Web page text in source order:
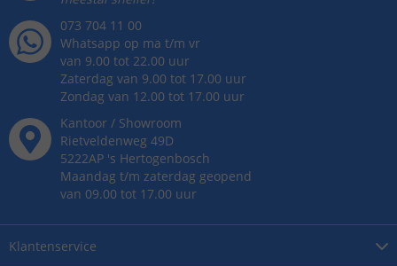
Klantenservice
073 704 11 00
Whatsapp op ma t/m vr
van 9.00 tot 22.00 uur
Zaterdag van 9.00 tot 17.00 uur
Zondag van 12.00 tot 17.00 uur
Kantoor / Showroom
Rietveldenweg 49D
5222AP 's Hertogenbosch
Maandag t/m zaterdag geopend
van 09.00 tot 17.00 uur